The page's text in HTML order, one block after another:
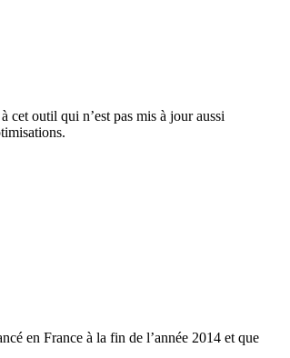
cet outil qui n’est pas mis à jour aussi
en France à la fin de l’année 2014 et que